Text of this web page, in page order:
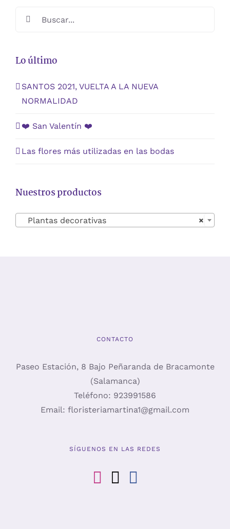
Lo último
SANTOS 2021, VUELTA A LA NUEVA
NORMALIDAD
❤️ San Valentín ❤️
Las flores más utilizadas en las bodas
Nuestros productos
×
Plantas decorativas
CONTACTO
Paseo Estación, 8 Bajo Peñaranda de Bracamonte
(Salamanca)
Teléfono: 923991586
Email: floristeriamartina1@gmail.com
SÍGUENOS EN LAS REDES